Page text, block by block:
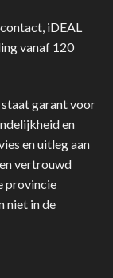
iDEAL
vanaf 120
staat garant voor
en
en uitleg aan
vertrouwd
provincie
niet in de